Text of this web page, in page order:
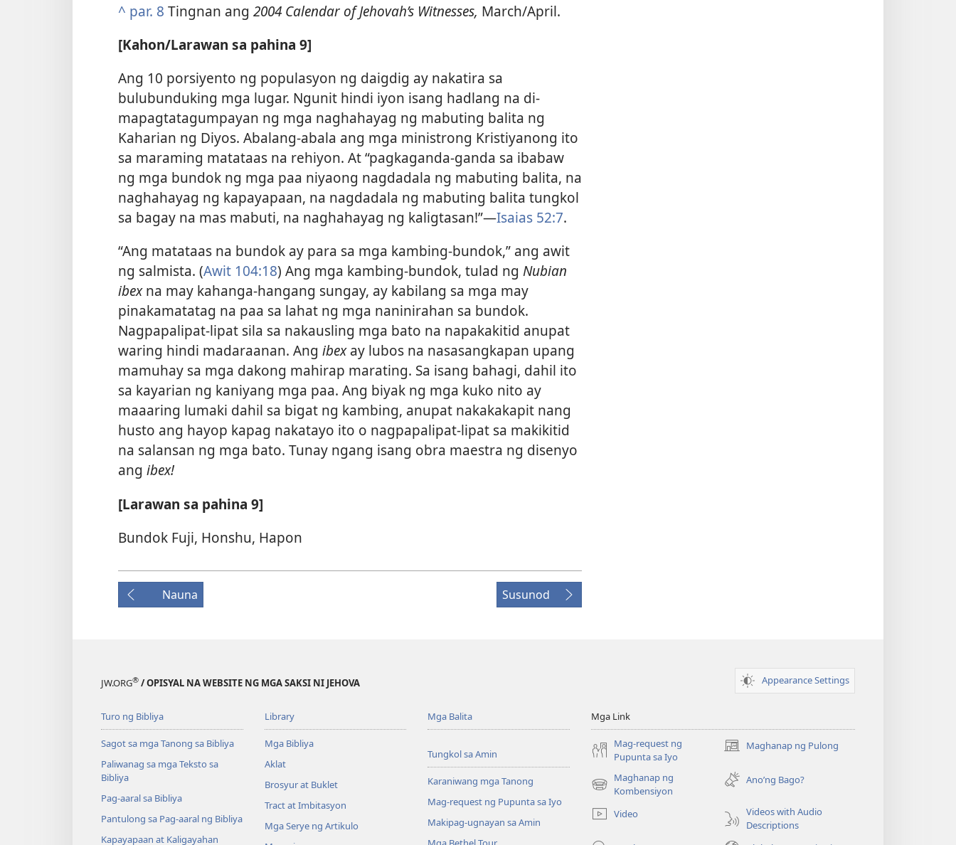
^ par. 8 Tingnan ang 2004 Calendar of Jehovah’s Witnesses, March/April.
[Kahon/​Larawan sa pahina 9]
Ang 10 porsiyento ng populasyon ng daigdig ay nakatira sa
bulubunduking mga lugar. Ngunit hindi iyon isang hadlang na di-
mapagtatagumpayan ng mga naghahayag ng mabuting balita ng
Kaharian ng Diyos. Abalang-abala ang mga ministrong Kristiyanong ito
sa maraming matataas na rehiyon. At “pagkaganda-ganda sa ibabaw
ng mga bundok ng mga paa niyaong nagdadala ng mabuting balita, na
naghahayag ng kapayapaan, na nagdadala ng mabuting balita tungkol
sa bagay na mas mabuti, na naghahayag ng kaligtasan!”​—Isaias 52:7.
“Ang matataas na bundok ay para sa mga kambing-bundok,” ang awit
ng salmista. (Awit 104:18) Ang mga kambing-bundok, tulad ng Nubian
ibexna may kahanga-hangang sungay, ay kabilang sa mga may
pinakamatatag na paa sa lahat ng mga naninirahan sa bundok.
Nagpapalipat-lipat sila sa nakausling mga bato na napakakitid anupat
waring hindi madaraanan. Ang ibexay lubos na nasasangkapan upang
mamuhay sa mga dakong mahirap marating. Sa isang bahagi, dahil ito
sa kayarian ng kaniyang mga paa. Ang biyak ng mga kuko nito ay
maaaring lumaki dahil sa bigat ng kambing, anupat nakakakapit nang
husto ang hayop kapag nakatayo ito o nagpapalipat-lipat sa makikitid
na salansan ng mga bato. Tunay ngang isang obra maestra ng disenyo
ang ibex!
[Larawan sa pahina 9]
Bundok Fuji, Honshu, Hapon
Nauna Susunod
JW.ORG® / OPISYAL NA WEBSITE NG MGA SAKSI NI JEHOVA Appearance Settings
Turo ng Bibliya
Sagot sa mga Tanong sa Bibliya
Paliwanag sa mga Teksto sa
Bibliya
Pag-aaral sa Bibliya
Pantulong sa Pag-aaral ng Bibliya
Kapayapaan at Kaligayahan
Library
Mga Bibliya
Aklat
Brosyur at Buklet
Tract at Imbitasyon
Mga Serye ng Artikulo
Mga Balita
Tungkol sa Amin
Karaniwang mga Tanong
Mag-request ng Pupunta sa Iyo
Makipag-ugnayan sa Amin
Mga Link
Mag-request ng
Pupunta sa Iyo
Maghanap ng Pulong
(may
na
window)
Maghanap ng
Kombensiyon
(may
na
Ano’ng Bago?
Video
Videos with Audio
Descriptions